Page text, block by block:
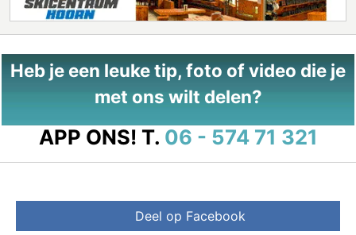
Heb je een leuke tip, foto of video die je
met ons wilt delen?
APP ONS! T. 06 - 574 71 321
Deel op Facebook